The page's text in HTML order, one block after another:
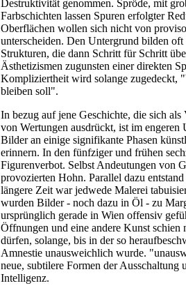
Destruktivität genommen. Spröde, mit
Farbschichten lassen Spuren erfolgter
Oberflächen wollen sich nicht von
unterscheiden. Den Untergrund bilden
Strukturen, die dann Schritt für Schritt
Ästhetizismen zugunsten einer direkten
Kompliziertheit wird solange zugedeckt,
bleiben soll".
In bezug auf jene Geschichte, die sich als
von Wertungen ausdrückt, ist im
Bilder an einige signifikante Phasen
erinnern. In den fünfziger und frühen
Figurenverbot. Selbst Andeutungen von
provozierten Hohn. Parallel dazu
längere Zeit war jedwede Malerei
wurden Bilder - noch dazu in Öl - zu
ursprünglich gerade in Wien offensiv
Öffnungen und eine andere Kunst schien
dürfen, solange, bis in der so
Amnestie unausweichlich wurde.
neue, subtilere Formen der Ausschaltung
Intelligenz.